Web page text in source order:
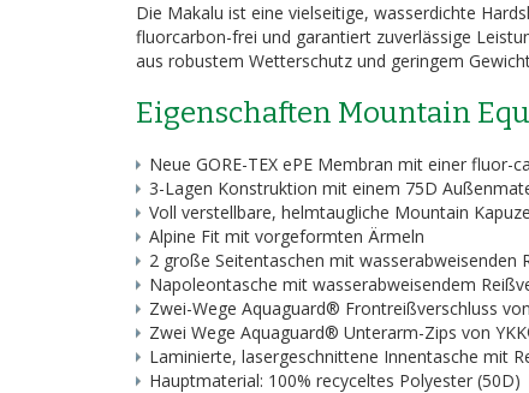
Die Makalu ist eine vielseitige, wasserdichte
fluorcarbon-frei und garantiert zuverlässige
aus robustem Wetterschutz und geringem
Eigenschaften Mountain
Neue GORE-TEX ePE Membran mit einer fluor-
3-Lagen Konstruktion mit einem 75D
Voll verstellbare, helmtaugliche Mountain Kapuze
Alpine Fit mit vorgeformten Ärmeln
2 große Seitentaschen mit wasserabweisenden
Napoleontasche mit wasserabweisendem
Zwei-Wege Aquaguard® Frontreißverschluss
Zwei Wege Aquaguard® Unterarm-Zips von
Laminierte, lasergeschnittene Innentasche mit
Hauptmaterial: 100% recyceltes Polyester